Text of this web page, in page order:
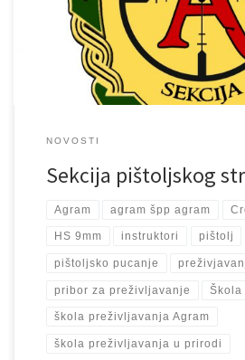
svaki utorka i četvrtak od 18.00-20.00
članovi sekcije, a i novi zainteresirani.
NOVOSTI
Sekcija pištoljskog
Agram agram špp agram
HS 9mm instruktori pištolj
pištoljsko pucanje
pribor za preživljavanje
škola preživljavanja Agram
škola preživljavanja u prirodi